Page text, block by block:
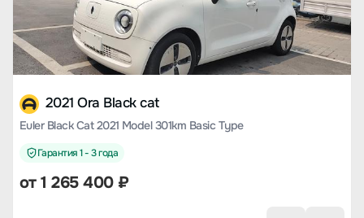
2021 Ora Black cat
Euler Black Cat 2021 Model 301km Basic Type
Гарантия 1 - 3 года
от1 265 400₽